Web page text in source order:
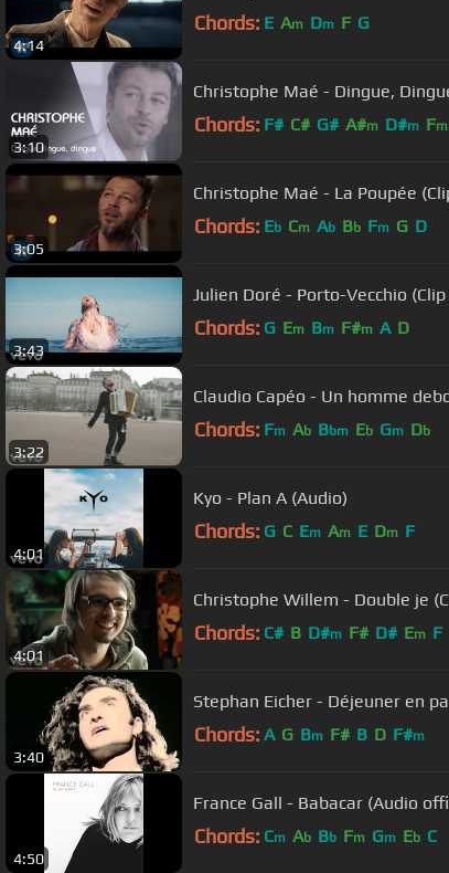
4:14
Chords: E Am Dm F G
3:10
Christophe Maé - Dingue,
Chords: F# C# G# A#m D#m Fm
3:05
Christophe Maé - La Poupée
Chords: Eb Cm Ab Bb Fm G D
3:43
Julien Doré - Porto-Vecchio
Chords: G Em Bm F#m A D
3:22
Claudio Capéo - Un homme
Chords: Fm Ab Bbm Eb Gm Db
4:01
Kyo - Plan A (Audio)
Chords: G C Em Am E Dm F
4:01
Christophe Willem - Double je
Chords: C# B D#m F# D# Em F
3:40
Stephan Eicher - Déjeuner en
Chords: A G Bm F# B D F#m
4:50
France Gall - Babacar (Audio
Chords: Cm Ab Bb Fm Gm Eb C